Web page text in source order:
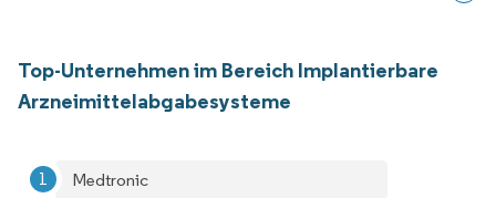
Top-Unternehmen im Bereich Implantierbare
Arzneimittelabgabesysteme
Medtronic